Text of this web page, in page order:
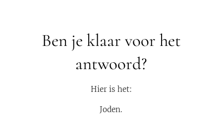
Ben je klaar voor het
antwoord?
Hier is het:
Joden.